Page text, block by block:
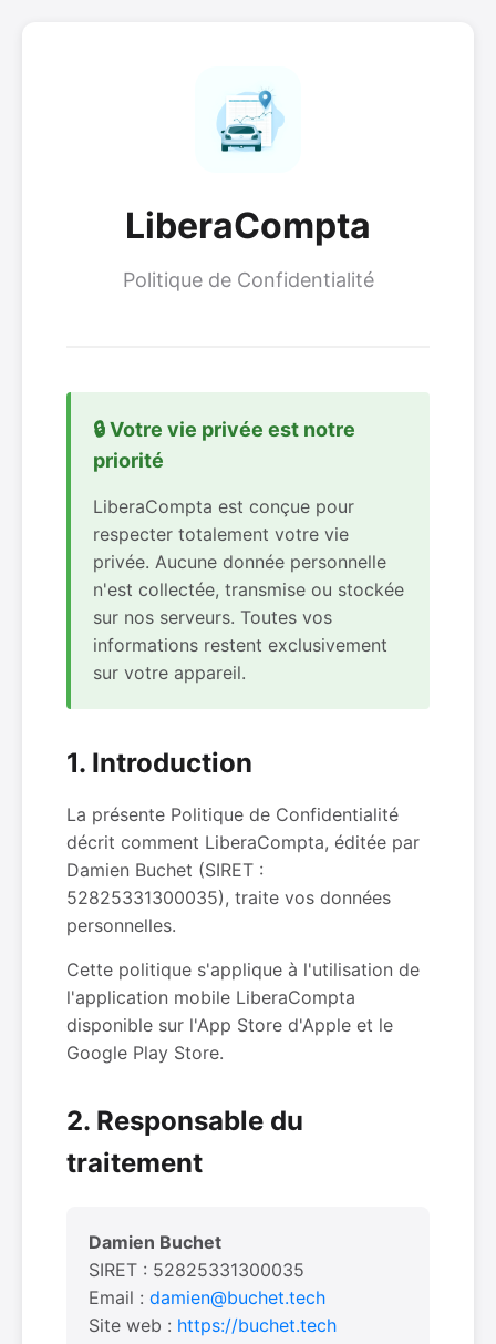
LiberaCompta
Politique de Confidentialité
🔒 Votre vie privée est notre
priorité
LiberaCompta est conçue pour
respecter totalement votre vie
privée. Aucune donnée personnelle
n'est collectée, transmise ou stockée
sur nos serveurs. Toutes vos
informations restent exclusivement
sur votre appareil.
1. Introduction
La présente Politique de Confidentialité
décrit comment LiberaCompta, éditée par
Damien Buchet (SIRET :
52825331300035), traite vos données
personnelles.
Cette politique s'applique à l'utilisation de
l'application mobile LiberaCompta
disponible sur l'App Store d'Apple et le
Google Play Store.
2. Responsable du
traitement
Damien Buchet
SIRET : 52825331300035
Email : damien@buchet.tech
Site web : https://buchet.tech